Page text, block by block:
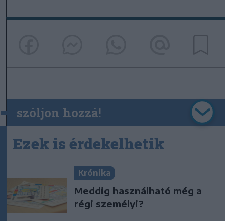
szóljon hozzá!
Ezek is érdekelhetik
Krónika
Meddig használható még a
régi személyi?